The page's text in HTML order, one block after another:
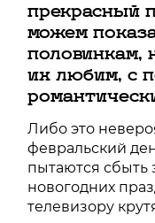
прекрасный
можем
половинкам,
их любим, с
Либо это
февральский
пытаются
новогодних
телевизору